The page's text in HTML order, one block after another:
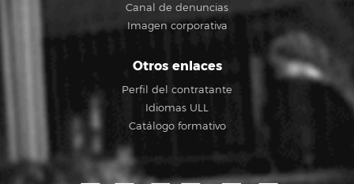
Canal de denuncias
Imagen corporativa
Otros enlaces
Perfil del contratante
Idiomas ULL
Catálogo formativo